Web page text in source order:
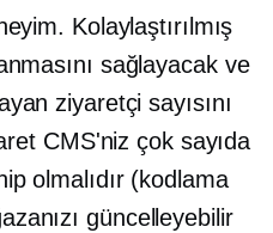
Kolaylaştırılmış
sağlayacak ve
ziyaretçi sayısını
CMS'niz çok sayıda
olmalıdır (kodlama
güncelleyebilir